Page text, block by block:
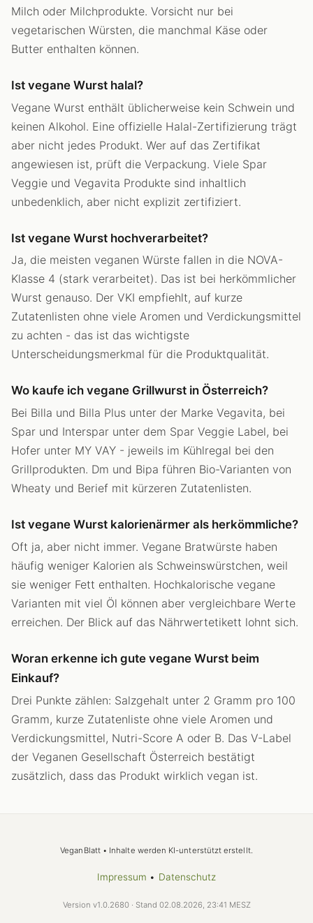
Milch oder Milchprodukte. Vorsicht nur bei
vegetarischen Würsten, die manchmal Käse oder
Butter enthalten können.
Ist vegane Wurst halal?
Vegane Wurst enthält üblicherweise kein Schwein und
keinen Alkohol. Eine offizielle Halal-Zertifizierung trägt
aber nicht jedes Produkt. Wer auf das Zertifikat
angewiesen ist, prüft die Verpackung. Viele Spar
Veggie und Vegavita Produkte sind inhaltlich
unbedenklich, aber nicht explizit zertifiziert.
Ist vegane Wurst hochverarbeitet?
Ja, die meisten veganen Würste fallen in die NOVA-
Klasse 4 (stark verarbeitet). Das ist bei herkömmlicher
Wurst genauso. Der VKI empfiehlt, auf kurze
Zutatenlisten ohne viele Aromen und Verdickungsmittel
zu achten - das ist das wichtigste
Unterscheidungsmerkmal für die Produktqualität.
Wo kaufe ich vegane Grillwurst in Österreich?
Bei Billa und Billa Plus unter der Marke Vegavita, bei
Spar und Interspar unter dem Spar Veggie Label, bei
Hofer unter MY VAY - jeweils im Kühlregal bei den
Grillprodukten. Dm und Bipa führen Bio-Varianten von
Wheaty und Berief mit kürzeren Zutatenlisten.
Ist vegane Wurst kalorienärmer als herkömmliche?
Oft ja, aber nicht immer. Vegane Bratwürste haben
häufig weniger Kalorien als Schweinswürstchen, weil
sie weniger Fett enthalten. Hochkalorische vegane
Varianten mit viel Öl können aber vergleichbare Werte
erreichen. Der Blick auf das Nährwertetikett lohnt sich.
Woran erkenne ich gute vegane Wurst beim
Einkauf?
Drei Punkte zählen: Salzgehalt unter 2 Gramm pro 100
Gramm, kurze Zutatenliste ohne viele Aromen und
Verdickungsmittel, Nutri-Score A oder B. Das V-Label
der Veganen Gesellschaft Österreich bestätigt
zusätzlich, dass das Produkt wirklich vegan ist.
VeganBlatt • Inhalte werden KI-unterstützt erstellt.
Impressum • Datenschutz
Version v1.0.2680 · Stand 02.08.2026, 23:41 MESZ